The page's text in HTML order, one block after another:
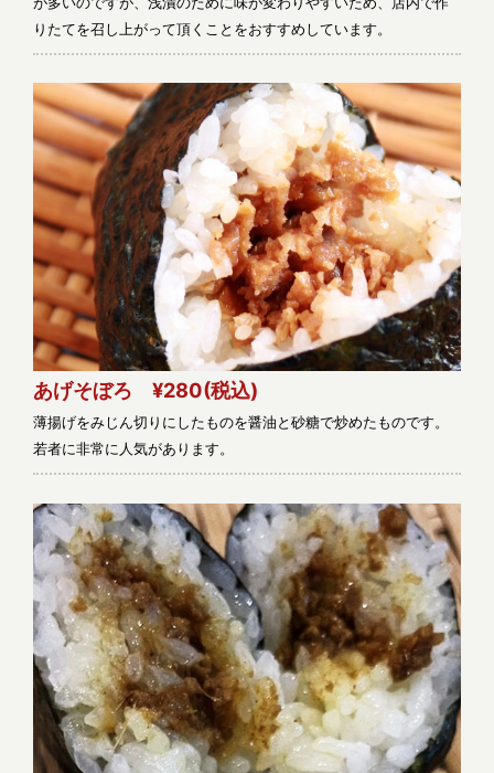
りたてを召し上がって頂くことをおすすめしています。
あげそぼろ ¥280(税込)
薄揚げをみじん切りにしたものを醤油と砂糖で炒めたものです。
若者に非常に人気があります。